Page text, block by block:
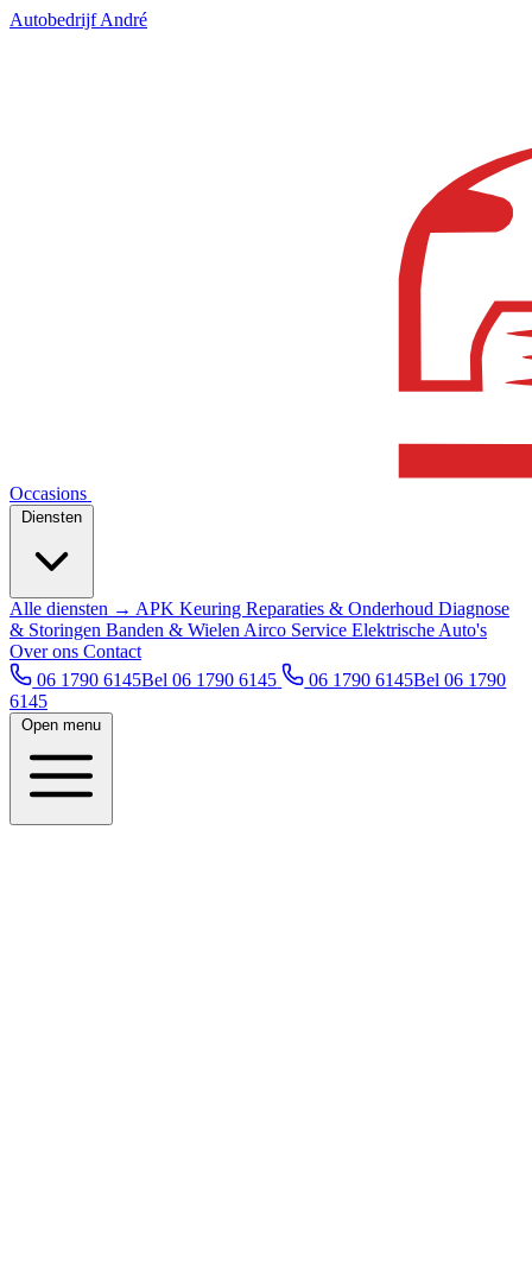
Autobedrijf André
Occasions
Alle diensten → APK Keuring Reparaties & Onderhoud Diagnose
& Storingen Banden & Wielen Airco Service Elektrische Auto's
Over ons Contact
06 1790 6145Bel 06 1790 6145 06 1790 6145Bel 06 1790
6145
Open menu